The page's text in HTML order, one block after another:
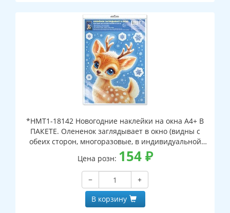
*НМТ1-18142 Новогодние наклейки на окна А4+ В
ПАКЕТЕ. Олененок заглядывает в окно (видны с
обеих сторон, многоразовые, в индивидуальной
упаковке, с европодвесом и клеевым клапаном)
Цена розн: 154₽
−
+
В корзину